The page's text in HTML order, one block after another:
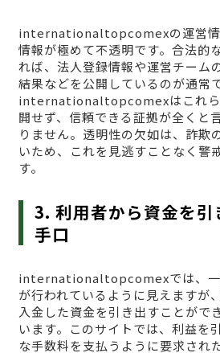
internationaltopcomexの運営情
情報が極めて不透明です。合法的
れば、法人登録情報や運営チーム
結果などを公開しているのが通常
internationaltopcomexはこれら
開せず、信頼できる証拠が全くと
りません。透明性の欠如は、詐欺
いため、これを見逃すことなく警
す。
3. 利用者から資金を引
手口
internationaltopcomexでは、一
が行われているように見えますが
入金した資金を引き出すことがで
います。このサイトでは、利益を
な手数料を支払うように要求され